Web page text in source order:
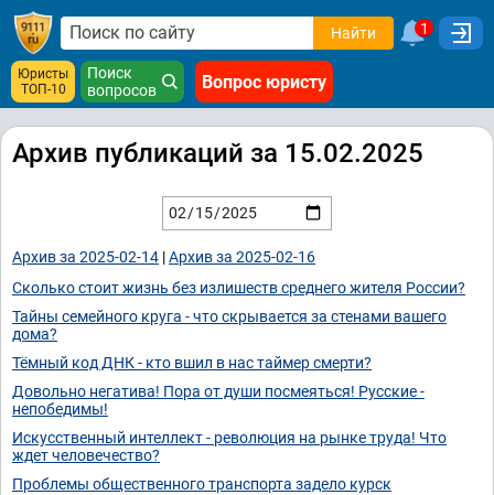
Найти 1
Юристы
ТОП-10
Поиск
вопросов
Вопрос юристу
Архив публикаций за 15.02.2025
Архив за 2025-02-14 |Архив за 2025-02-16
Сколько стоит жизнь без излишеств среднего жителя России?
Тайны семейного круга - что скрывается за стенами вашего
дома?
Тёмный код ДНК - кто вшил в нас таймер смерти?
Довольно негатива! Пора от души посмеяться! Русские -
непобедимы!
Искусственный интеллект - революция на рынке труда! Что
ждет человечество?
Проблемы общественного транспорта задело курск